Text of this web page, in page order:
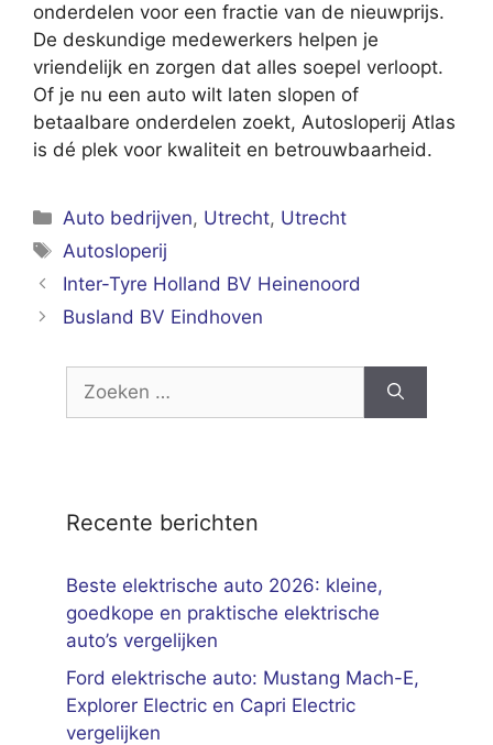
onderdelen voor een fractie van de nieuwprijs.
De deskundige medewerkers helpen je
vriendelijk en zorgen dat alles soepel verloopt.
Of je nu een auto wilt laten slopen of
betaalbare onderdelen zoekt, Autosloperij Atlas
is dé plek voor kwaliteit en betrouwbaarheid.
Categorieën
Auto bedrijven, Utrecht, Utrecht
Tags
Autosloperij
Inter-Tyre Holland BV Heinenoord
Busland BV Eindhoven
Zoek
Recente berichten
Beste elektrische auto 2026: kleine,
goedkope en praktische elektrische
auto’s vergelijken
Ford elektrische auto: Mustang Mach-E,
Explorer Electric en Capri Electric
vergelijken